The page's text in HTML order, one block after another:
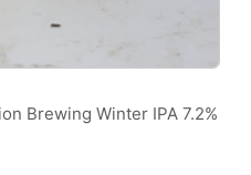
Brewing Winter IPA 7.2%